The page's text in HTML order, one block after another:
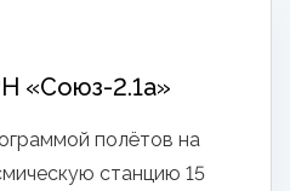
«Союз-2.1а»
полётов на
станцию 15